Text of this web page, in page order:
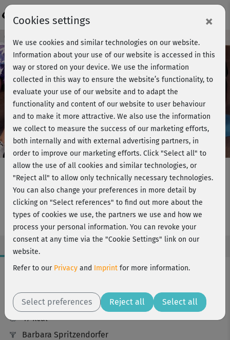
Play
Video
Course preview - join now!
Cardio Intervall-Training - Arme &
Bauch
Workout Facts
7 Min
47 kcal
Barbara Spritzendorfer
Cookies settings ×
We use cookies and similar technologies on our website.
Information about your use of our website is accessed in this
way or stored on your device. We use the information
collected in this way to ensure the website’s functionality, to
evaluate your use of our website and to adapt the
functionality and content of our website to user behaviour
and to make it more attractive. We also use the information
we collect to measure the success of our marketing efforts,
both internally and with external advertising partners, in
order to improve our marketing efforts. Click "Select all" to
allow the use of all cookies and similar technologies, or
"Reject all" to allow only technically necessary technologies.
You can also change your preferences in more detail by
clicking on "Select references" to find out more about the
types of cookies we use, the partners we use and how we
process your personal information. You can revoke your
consent at any time via the "Cookie Settings" link on our
website.
Refer to our Privacy and Imprint for more information.
Select preferences Reject all Select all